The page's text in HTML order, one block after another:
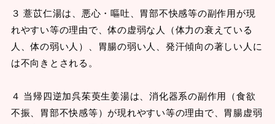
３ 薏苡仁湯は、悪心・嘔吐、胃部不快感等の副作用が現
れやすい等の理由で、体の虚弱な人（体力の衰えている
人、体の弱い人）、胃腸の弱い人、発汗傾向の著しい人に
は不向きとされる。
４ 当帰四逆加呉茱萸生姜湯は、消化器系の副作用（食欲
不振、胃部不快感等）が現れやすい等の理由で、胃腸虚弱